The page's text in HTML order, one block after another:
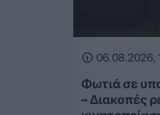
06.08.2026,
Φωτιά σε
– Διακοπές